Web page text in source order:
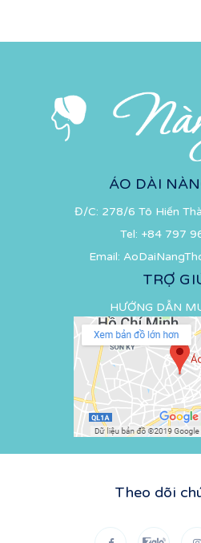
ÁO DÀI
Đ/C: 278/6 Tô Hiến
Tel: +84 797
Email:
TRỢ
HƯỚNG DẪN
Theo dõi